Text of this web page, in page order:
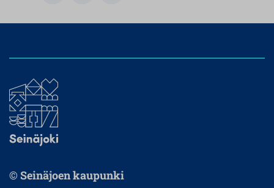
© Seinäjoen kaupunki